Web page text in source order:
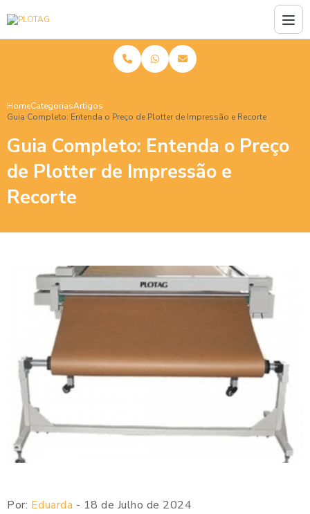
HomeCategoriasArtigos
Guia Completo: Entenda o Preço de Plotter de Impressão e Recorte
Guia Completo: Entenda o Preço
de Plotter de Impressão e
Recorte
Por: Eduarda - 18 de Julho de 2024